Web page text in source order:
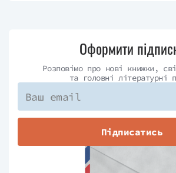
Оформити
Розповімо про нові книжки,
та головні літературні
Підписатись